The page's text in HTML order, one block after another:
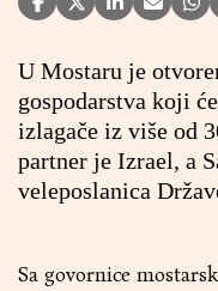
U Mostaru je
gospodarstva koji
izlagače iz više od
partner je Izrael, a
veleposlanica
Sa govornice